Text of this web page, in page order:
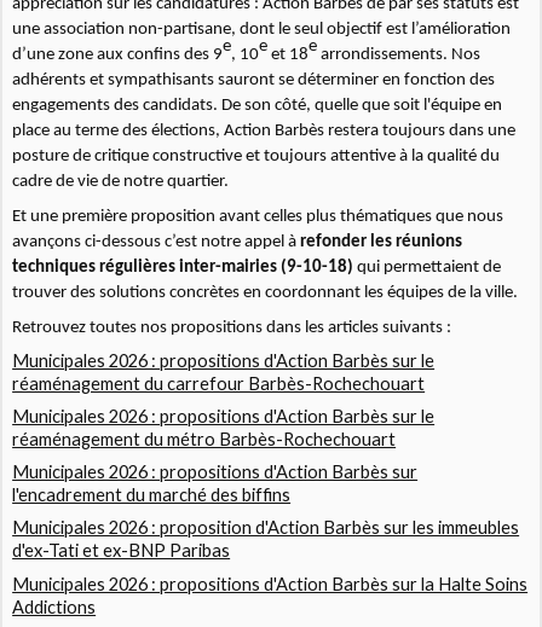
appréciation sur les candidatures : Action Barbès de par ses statuts est
une association non-partisane, dont le seul objectif est l’amélioration
d’une zone aux confins des 9e, 10e et 18e arrondissements. Nos
adhérents et sympathisants sauront se déterminer en fonction des
engagements des candidats. De son côté, quelle que soit l'équipe en
place au terme des élections, Action Barbès restera toujours dans une
posture de critique constructive et toujours attentive à la qualité du
cadre de vie de notre quartier.
Et une première proposition avant celles plus thématiques que nous
avançons ci-dessous c’est notre appel àrefonder les réunions
techniques régulières inter-mairies (9-10-18) qui permettaient de
trouver des solutions concrètes en coordonnant les équipes de la ville.
Retrouvez toutes nos propositions dans les articles suivants :
Municipales 2026 : propositions d'Action Barbès sur le
réaménagement du carrefour Barbès-Rochechouart
Municipales 2026 : propositions d'Action Barbès sur le
réaménagement du métro Barbès-Rochechouart
Municipales 2026 : propositions d'Action Barbès sur
l'encadrement du marché des biffins
Municipales 2026 : proposition d'Action Barbès sur les immeubles
d'ex-Tati et ex-BNP Paribas
Municipales 2026 : propositions d'Action Barbès sur la Halte Soins
Addictions